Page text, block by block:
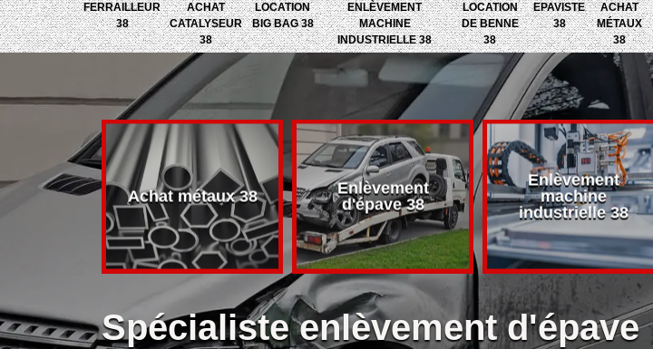
FERRAILLEUR
38
ACHAT
CATALYSEUR
38
LOCATION
BIG BAG 38
ENLÈVEMENT
MACHINE
INDUSTRIELLE 38
LOCATION
DE BENNE
38
EPAVISTE
38
ACHAT
MÉTAUX
38
38 Achat métaux 38
Enlèvement
d'épave 38
Enlèvement
machine
industrielle 38
Spécialiste enlèvement d'épave